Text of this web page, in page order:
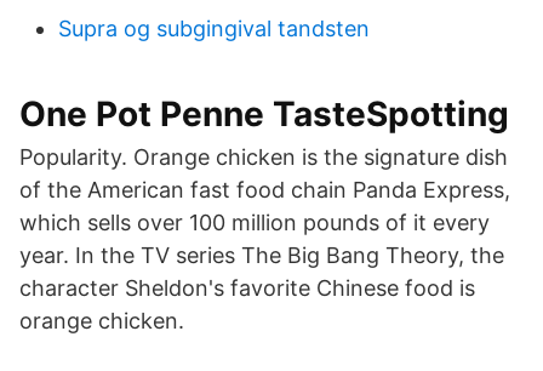
Supra og subgingival tandsten
One Pot Penne TasteSpotting
Popularity. Orange chicken is the signature dish
of the American fast food chain Panda Express,
which sells over 100 million pounds of it every
year. In the TV series The Big Bang Theory, the
character Sheldon's favorite Chinese food is
orange chicken.